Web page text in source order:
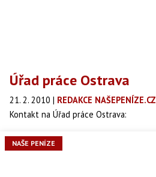
Úřad práce Ostrava
21. 2. 2010 | REDAKCE NAŠEPENÍZE.CZ
Kontakt na Úřad práce Ostrava:
NAŠE PENÍZE